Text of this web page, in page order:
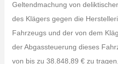
Geltendmachung von
des Klägers gegen die
Fahrzeugs und der von dem
der Abgassteuerung dieses
von bis zu 38.848,89 € zu